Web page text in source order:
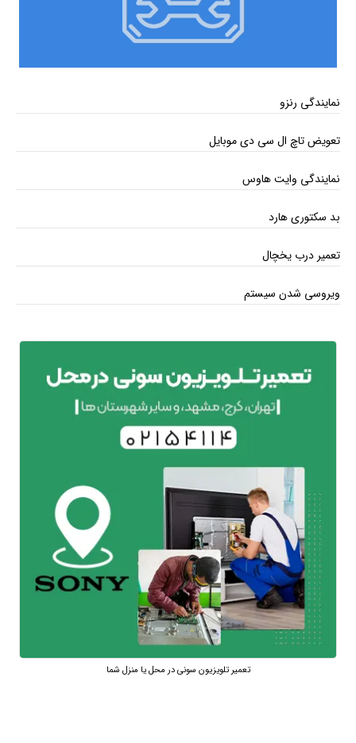
نمایندگی رنزو
تعویض تاچ ال سی دی موبایل
نمایندگی وایت هاوس
بد سکتوری هارد
تعمیر درب یخچال
ویروسی شدن سیستم
تعمیر تلویزیون سونی در محل یا منزل شما